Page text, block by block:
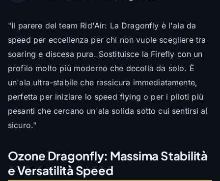
"Il parere del team Rid'Air: La Dragonfly è l'ala da
speed per eccellenza per chi non vuole scegliere tra
soaring e discesa pura. Sostituisce la Firefly con un
profilo molto più moderno che decolla da solo. È
un'ala ultra-stabile che rassicura immediatamente,
perfetta per iniziare lo speed flying o per i piloti più
pesanti che cercano un'ala solida sotto cui sentirsi al
sicuro."
Ozone Dragonfly: Massima Stabilità
e Versatilità Speed